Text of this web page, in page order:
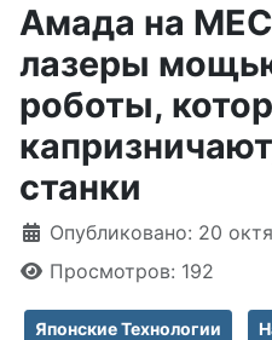
Амада на
лазеры
роботы,
станки
Информация о
Опубликовано: 20
Просмотров: 192
Японские Технологии